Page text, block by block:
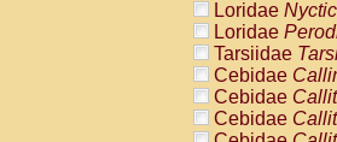
Loridae
Loridae
Tarsiidae
Cebidae
Cebidae
Cebidae